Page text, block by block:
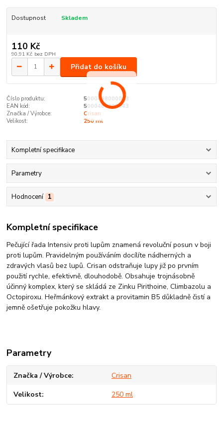
Dostupnost Skladem
110 Kč
90,91 Kč bez DPH
Přidat do košíku
Číslo produktu:
5000468000043
EAN kód:
5000468000043
Značka / Výrobce:
Crisan
Velikost:
250 ml
Kompletní specifikace
Parametry
Hodnocení 1
Kompletní specifikace
Pečující řada Intensiv​ proti lupům znamená revoluční posun v boji
proti lupům. Pravidelným používáním docílíte nádherných a
zdravých vlasů bez lupů. Crisan odstraňuje lupy již po prvním
použití rychle, efektivně, dlouhodobě. Obsahuje trojnásobně
účinný komplex, který se skládá ze Zinku Pirithoine, Climbazolu a
Octopiroxu. Heřmánkový extrakt a provitamin B5 důkladně čistí a
jemně ošetřuje pokožku hlavy.
Parametry
Značka / Výrobce Crisan
Velikost 250 ml